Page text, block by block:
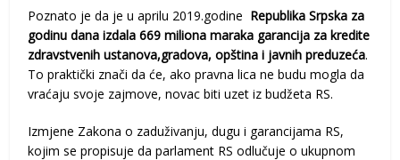
Poznato je da je u aprilu 2019.godine Republika Srpska za
godinu dana izdala 669 miliona maraka garancija za kredite
zdravstvenih ustanova,gradova, opština i javnih preduzeća.
To praktički znači da će, ako pravna lica ne budu mogla da
vraćaju svoje zajmove, novac biti uzet iz budžeta RS.
Izmjene Zakona o zaduživanju, dugu i garancijama RS,
kojim se propisuje da parlament RS odlučuje o ukupnom